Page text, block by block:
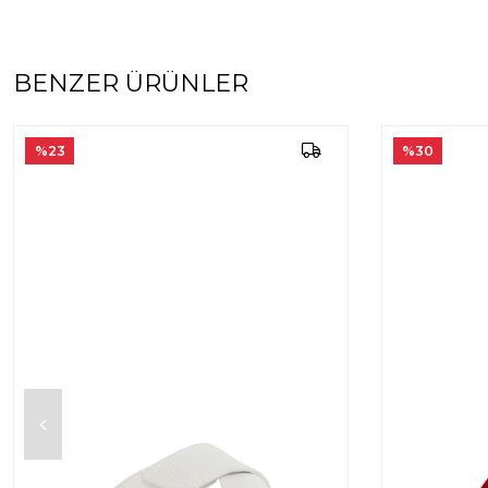
BENZER ÜRÜNLER
%23 %30